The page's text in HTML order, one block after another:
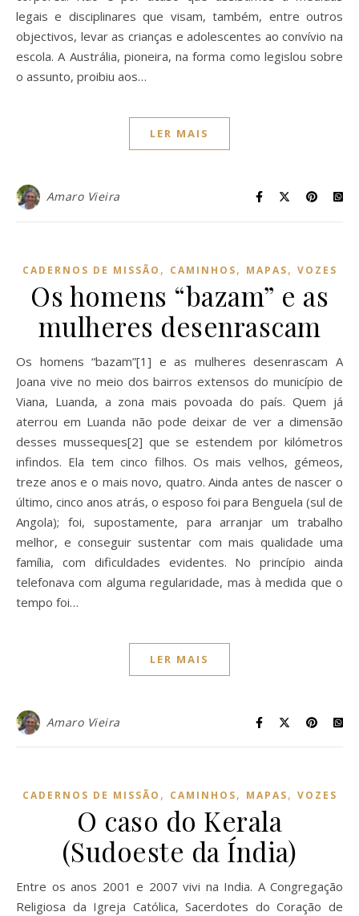
legais e disciplinares que visam, também, entre outros
objectivos, levar as crianças e adolescentes ao convívio na
escola. A Austrália, pioneira, na forma como legislou sobre
o assunto, proibiu aos…
LER MAIS
Amaro Vieira
CADERNOS DE MISSÃO , CAMINHOS, MAPAS, VOZES
Os homens “bazam” e as
mulheres desenrascam
Os homens “bazam”[1] e as mulheres desenrascam A
Joana vive no meio dos bairros extensos do município de
Viana, Luanda, a zona mais povoada do país. Quem já
aterrou em Luanda não pode deixar de ver a dimensão
desses musseques[2] que se estendem por kilómetros
infindos. Ela tem cinco filhos. Os mais velhos, gémeos,
treze anos e o mais novo, quatro. Ainda antes de nascer o
último, cinco anos atrás, o esposo foi para Benguela (sul de
Angola); foi, supostamente, para arranjar um trabalho
melhor, e conseguir sustentar com mais qualidade uma
família, com dificuldades evidentes. No princípio ainda
telefonava com alguma regularidade, mas à medida que o
tempo foi…
LER MAIS
Amaro Vieira
CADERNOS DE MISSÃO , CAMINHOS, MAPAS, VOZES
O caso do Kerala
(Sudoeste da Índia)
Entre os anos 2001 e 2007 vivi na India. A Congregação
Religiosa da Igreja Católica, Sacerdotes do Coração de